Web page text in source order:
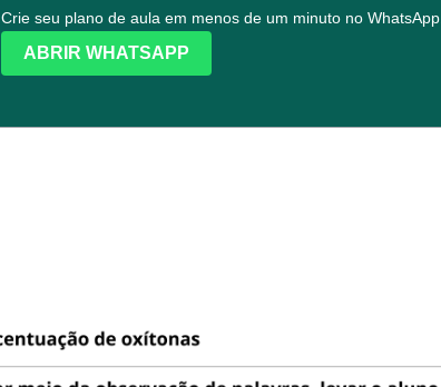
Crie seu plano de aula em menos de um minuto no WhatsApp.
ABRIR WHATSAPP